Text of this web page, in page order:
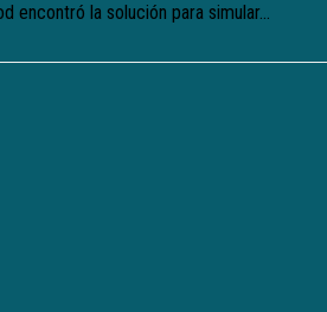
encontró la solución para simular...